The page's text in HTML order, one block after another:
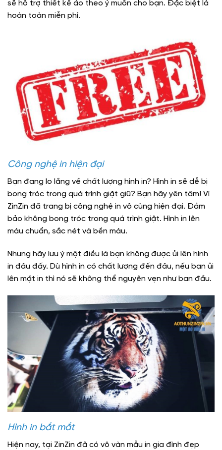
sẽ hỗ trợ thiết kế áo theo ý muốn cho bạn. Đặc biệt là
hoàn toàn miễn phí.
Công nghệ in hiện đại
Bạn đang lo lắng về chất lượng hình in? Hình in sẽ dễ bị
bong tróc trong quá trình giặt giũ? Bạn hãy yên tâm! Vì
ZinZin đã trang bị công nghệ in vô cùng hiện đại. Đảm
bảo không bong tróc trong quá trình giặt. Hình in lên
màu chuẩn, sắc nét và bền màu.
Nhưng hãy lưu ý một điều là bạn không được ủi lên hình
in đâu đấy. Dù hình in có chất lượng đến đâu, nếu bạn ủi
lên mặt in thì nó sẽ không thể nguyên vẹn như ban đầu.
Hình in bắt mắt
Hiện nay, tại ZinZin đã có vô vàn mẫu in gia đình đẹp